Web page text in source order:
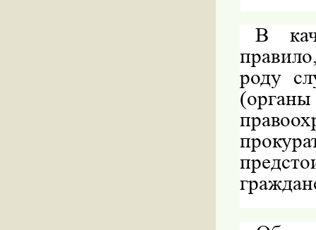
В
роду